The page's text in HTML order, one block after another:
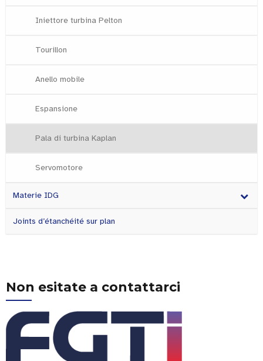
Iniettore turbina Pelton
Tourillon
Anello mobile
Espansione
Pala di turbina Kaplan
Servomotore
Materie IDG
Joints d’étanchéité sur plan
Non esitate a contattarci